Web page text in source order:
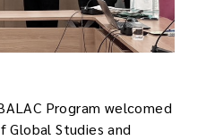
Program welcomed
Global Studies and